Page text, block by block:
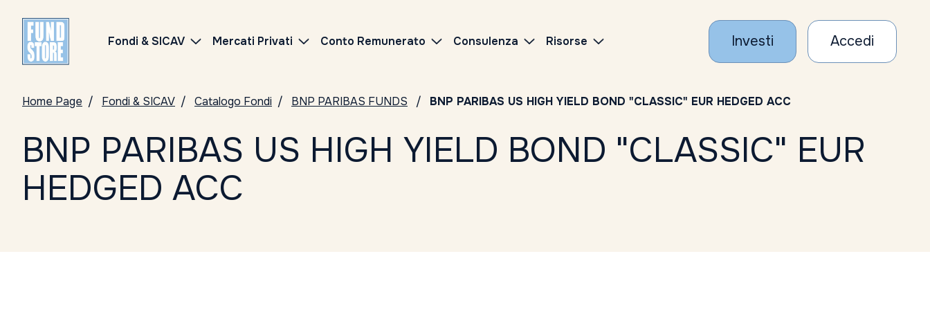
Fondi & SICAV Mercati Privati Conto Remunerato Consulenza Risorse Investi Accedi
Home Page Fondi & SICAV Catalogo Fondi BNP PARIBAS FUNDS BNP PARIBAS US HIGH YIELD BOND "CLASSIC" EUR HEDGED ACC
BNP PARIBAS US HIGH YIELD BOND "CLASSIC" EUR
HEDGED ACC